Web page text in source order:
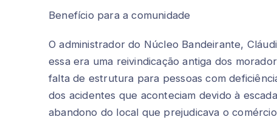
Benefício para a comunidade
O administrador do Núcleo Bandeirante,
essa era uma reivindicação antiga dos
falta de estrutura para pessoas com
dos acidentes que aconteciam devido à
abandono do local que prejudicava o